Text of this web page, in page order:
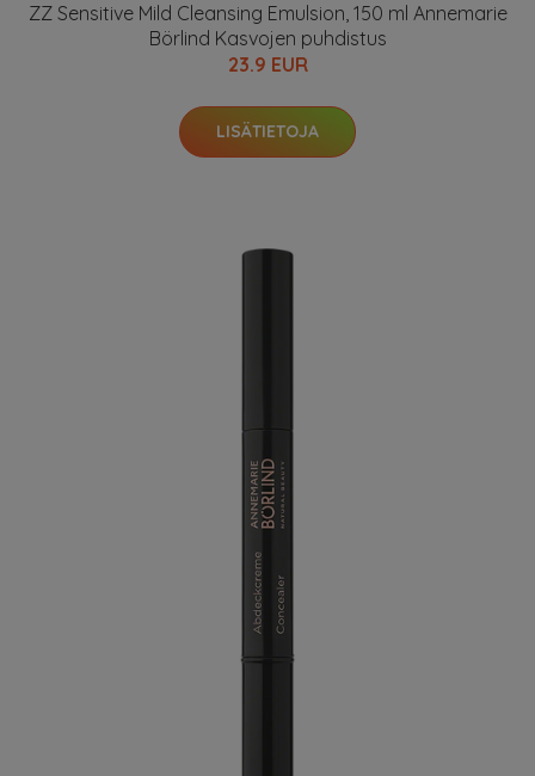
ZZ Sensitive Mild Cleansing Emulsion, 150 ml Annemarie
Börlind Kasvojen puhdistus
23.9 EUR
LISÄTIETOJA